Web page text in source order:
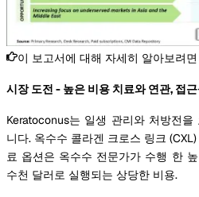
이 보고서에 대해 자세히 알아보려면
시장 도전 - 높은 비용 치료와 연관, 접
Keratoconus는 일생 관리와 처방전
니다. 옥수수 콜라겐 크로스 링크
료 옵션은 옥수수 전문가가 수행 한
수천 달러로 실행되는 상당한 비용.